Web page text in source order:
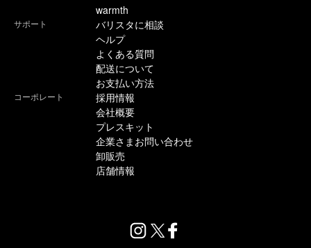
warmth
サポート
バリスタに相談
ヘルプ
よくある質問
配送について
お支払い方法
コーポレート
採用情報
会社概要
プレスキット
企業さまお問い合わせ
卸販売
店舗情報